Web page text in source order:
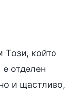
Този, който
отделен
и щастливо,